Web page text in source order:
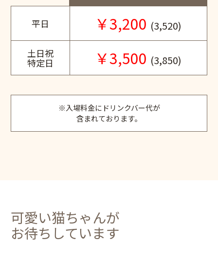
平日 ￥3,200 (3,520)
土日祝
特定日 ￥3,500 (3,850)
※入場料金にドリンクバー代が
含まれております。
可愛い猫ちゃんが
お待ちしています